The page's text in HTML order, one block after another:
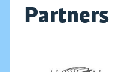
Partners